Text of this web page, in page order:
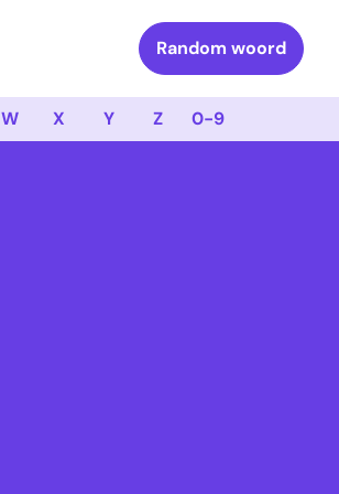
Random woord
W X Y Z 0-9